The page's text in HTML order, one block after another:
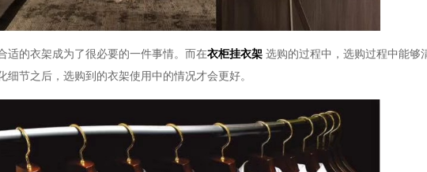
适的衣架成为了很必要的一件事情。而在衣柜挂衣架 选购的过程中，选购过程中能够
节之后，选购到的衣架使用中的情况才会更好。